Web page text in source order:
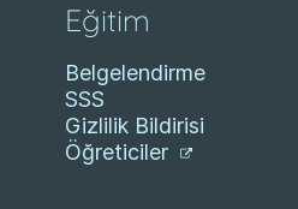
Eğitim
Belgelendirme
SSS
Gizlilik Bildirisi
Öğreticiler